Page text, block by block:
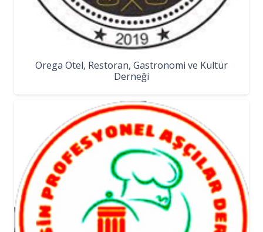
Orega Otel, Restoran, Gastronomi ve Kültür
Derneği